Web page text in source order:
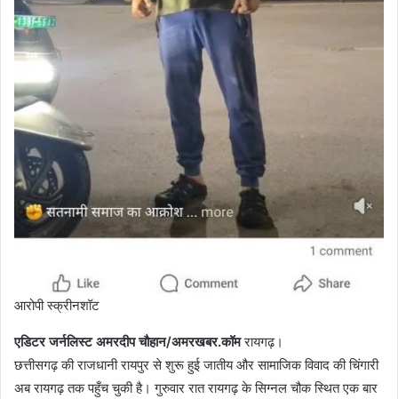
आरोपी स्क्रीनशॉट
एडिटर जर्नलिस्ट अमरदीप चौहान/अमरखबर.कॉमरायगढ़।
छत्तीसगढ़ की राजधानी रायपुर से शुरू हुई जातीय और सामाजिक विवाद की चिंगारी
अब रायगढ़ तक पहुँच चुकी है। गुरुवार रात रायगढ़ के सिग्नल चौक स्थित एक बार